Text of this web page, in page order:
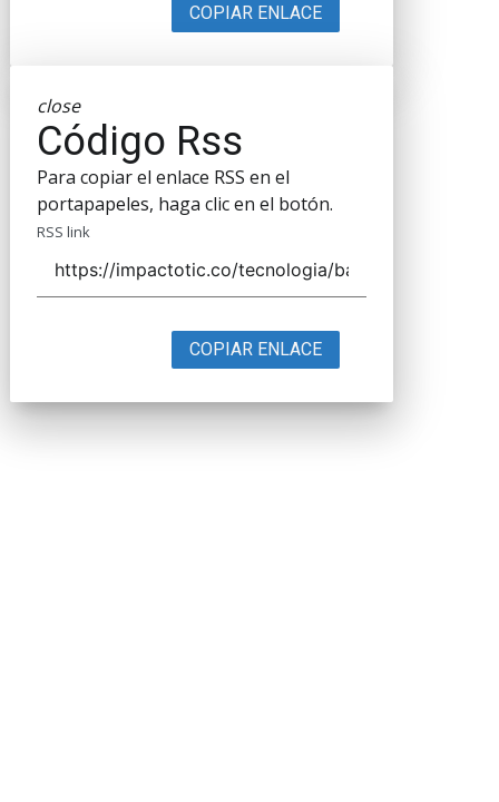
COPIAR ENLACE
close
Código Rss
Para copiar el enlace RSS en el
portapapeles, haga clic en el botón.
RSS link
COPIAR ENLACE